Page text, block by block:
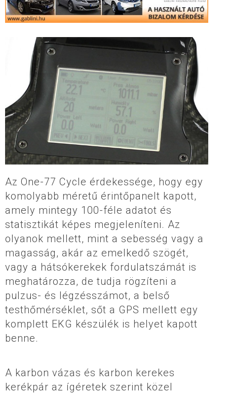
Az One-77 Cycle érdekessége, hogy egy
komolyabb méretű érintőpanelt kapott,
amely mintegy 100-féle adatot és
statisztikát képes megjeleníteni. Az
olyanok mellett, mint a sebesség vagy a
magasság, akár az emelkedő szögét,
vagy a hátsókerekek fordulatszámát is
meghatározza, de tudja rögzíteni a
pulzus- és légzésszámot, a belső
testhőmérséklet, sőt a GPS mellett egy
komplett EKG készülék is helyet kapott
benne.
A karbon vázas és karbon kerekes
kerékpár az ígéretek szerint közel